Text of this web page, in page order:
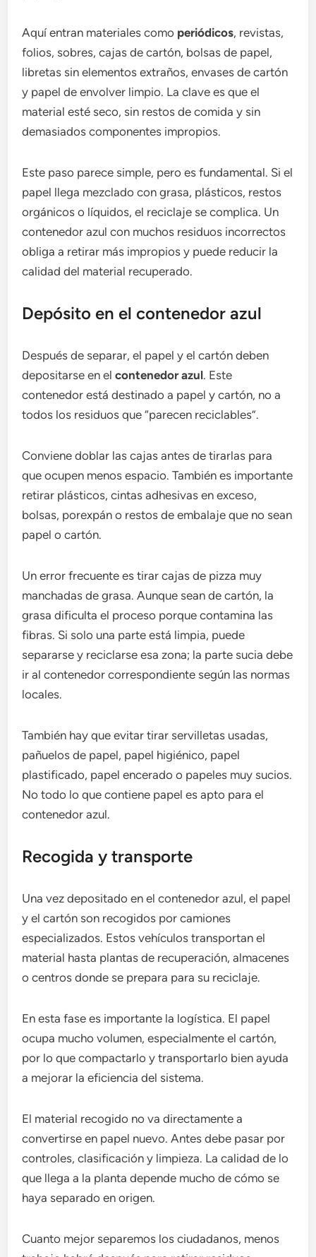
Aquí entran materiales como periódicos, revistas,
folios, sobres, cajas de cartón, bolsas de papel,
libretas sin elementos extraños, envases de cartón
y papel de envolver limpio. La clave es que el
material esté seco, sin restos de comida y sin
demasiados componentes impropios.
Este paso parece simple, pero es fundamental. Si el
papel llega mezclado con grasa, plásticos, restos
orgánicos o líquidos, el reciclaje se complica. Un
contenedor azul con muchos residuos incorrectos
obliga a retirar más impropios y puede reducir la
calidad del material recuperado.
Depósito en el contenedor azul
Después de separar, el papel y el cartón deben
depositarse en elcontenedor azul. Este
contenedor está destinado a papel y cartón, no a
todos los residuos que “parecen reciclables”.
Conviene doblar las cajas antes de tirarlas para
que ocupen menos espacio. También es importante
retirar plásticos, cintas adhesivas en exceso,
bolsas, porexpán o restos de embalaje que no sean
papel o cartón.
Un error frecuente es tirar cajas de pizza muy
manchadas de grasa. Aunque sean de cartón, la
grasa dificulta el proceso porque contamina las
fibras. Si solo una parte está limpia, puede
separarse y reciclarse esa zona; la parte sucia debe
ir al contenedor correspondiente según las normas
locales.
También hay que evitar tirar servilletas usadas,
pañuelos de papel, papel higiénico, papel
plastificado, papel encerado o papeles muy sucios.
No todo lo que contiene papel es apto para el
contenedor azul.
Recogida y transporte
Una vez depositado en el contenedor azul, el papel
y el cartón son recogidos por camiones
especializados. Estos vehículos transportan el
material hasta plantas de recuperación, almacenes
o centros donde se prepara para su reciclaje.
En esta fase es importante la logística. El papel
ocupa mucho volumen, especialmente el cartón,
por lo que compactarlo y transportarlo bien ayuda
a mejorar la eficiencia del sistema.
El material recogido no va directamente a
convertirse en papel nuevo. Antes debe pasar por
controles, clasificación y limpieza. La calidad de lo
que llega a la planta depende mucho de cómo se
haya separado en origen.
Cuanto mejor separemos los ciudadanos, menos